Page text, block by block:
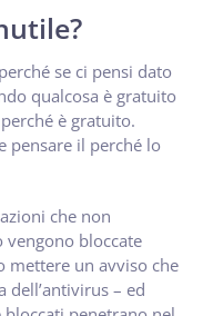
se ci pensi dato
qualcosa è gratuito
è gratuito.
pensare il perché lo
che non
vengono bloccate
mettere un avviso che
dell’antivirus – ed